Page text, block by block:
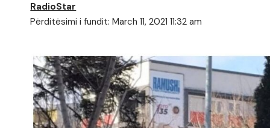
Përditësimi i fundit: March 11, 2021 11:32 am
RadioStar